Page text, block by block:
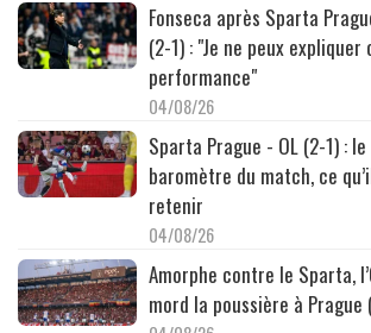
Fonseca après Sparta
(2-1) : "Je ne peux
performance"
04/08/26
Sparta Prague - OL (2-1) : le
baromètre du match, ce
retenir
04/08/26
Amorphe contre le Sparta,
mord la poussière à Prague